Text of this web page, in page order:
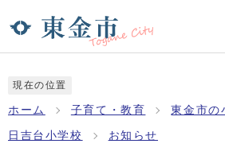
現在の位置
ホーム 子育て・教育 東金市の
日吉台小学校 お知らせ